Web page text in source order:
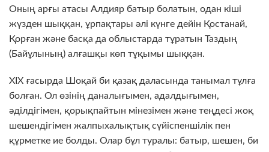
Оның арғы атасы Алдияр батыр болатын, одан кіші
жүзден шыққан, ұрпақтары әлі күнге дейін Қостанай,
Қорған және басқа да облыстарда тұратын Таздың
(Байұлының) алғашқы көп тұқымы шыққан.
XIX ғасырда Шоқай би қазақ даласында танымал тұлға
болған. Ол өзінің даналығымен, адалдығымен,
әділдігімен, қорықпайтын мінезімен және теңдесі жоқ
шешендігімен жалпыхалықтық сүйіспеншілік пен
құрметке ие болды. Олар бұл туралы: батыр, шешен, би